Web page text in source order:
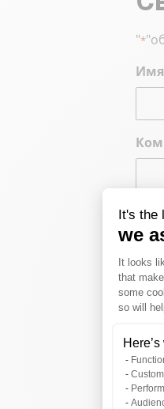
"*
It's the
we
It looks
that
some
so will